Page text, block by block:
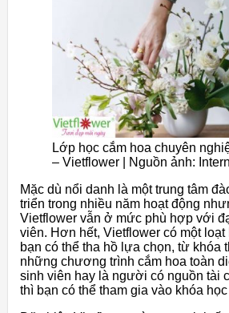
Lớp học cắm hoa chuyên
– Vietflower | Nguồn ảnh:
Mặc dù nổi danh là một trung tâm
triển trong nhiều năm hoạt động
Vietflower vẫn ở mức phù hợp với
viên. Hơn hết, Vietflower có một loạt
bạn có thể tha hồ lựa chọn, từ khóa
những chương trình cắm hoa toàn
sinh viên hay là người có nguồn tài
thì bạn có thể tham gia vào khóa học